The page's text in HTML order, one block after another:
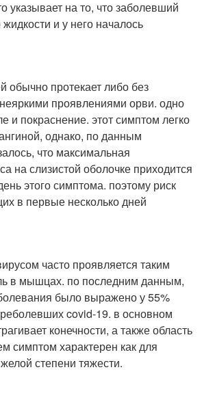
указывает на то, что заболевший
и у него началось
обычно протекает либо без
проявлениями орви. одно
и покраснение. этот симптом легко
однако, по данным
что максимальная
на слизистой оболочке приходится
этого симптома. поэтому риск
в первые несколько дней
часто проявляется таким
в мышцах. по последним данным,
было выражено у 55%
covid-19. в основном
конечности, а также область
симптом характерен как для
степени тяжести.